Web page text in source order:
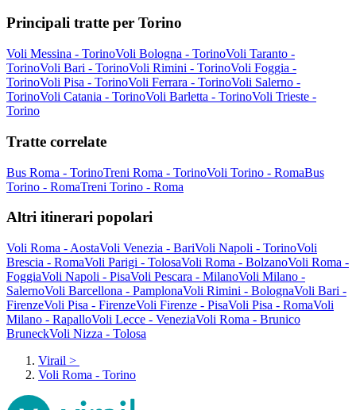
Principali tratte per Torino
Voli Messina - TorinoVoli Bologna - TorinoVoli Taranto -
TorinoVoli Bari - TorinoVoli Rimini - TorinoVoli Foggia -
TorinoVoli Pisa - TorinoVoli Ferrara - TorinoVoli Salerno -
TorinoVoli Catania - TorinoVoli Barletta - TorinoVoli Trieste -
Torino
Tratte correlate
Bus Roma - TorinoTreni Roma - TorinoVoli Torino - RomaBus
Torino - RomaTreni Torino - Roma
Altri itinerari popolari
Voli Roma - AostaVoli Venezia - BariVoli Napoli - TorinoVoli
Brescia - RomaVoli Parigi - TolosaVoli Roma - BolzanoVoli Roma -
FoggiaVoli Napoli - PisaVoli Pescara - MilanoVoli Milano -
SalernoVoli Barcellona - PamplonaVoli Rimini - BolognaVoli Bari -
FirenzeVoli Pisa - FirenzeVoli Firenze - PisaVoli Pisa - RomaVoli
Milano - RapalloVoli Lecce - VeneziaVoli Roma - Brunico
BruneckVoli Nizza - Tolosa
Virail >
Voli Roma - Torino